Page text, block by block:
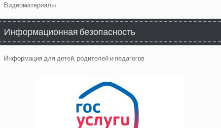
Видеоматериалы
Информационная безопасность
Информация для детей, родителей и педагогов